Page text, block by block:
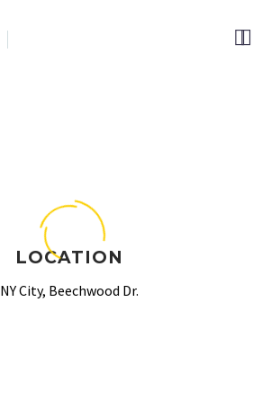

LOCATION
NY City, Beechwood Dr.